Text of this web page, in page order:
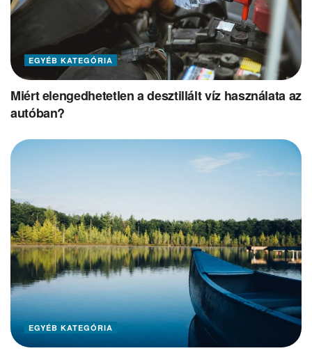
EGYÉB KATEGÓRIA
Miért elengedhetetlen a desztillált víz használata az
autóban?
EGYÉB KATEGÓRIA